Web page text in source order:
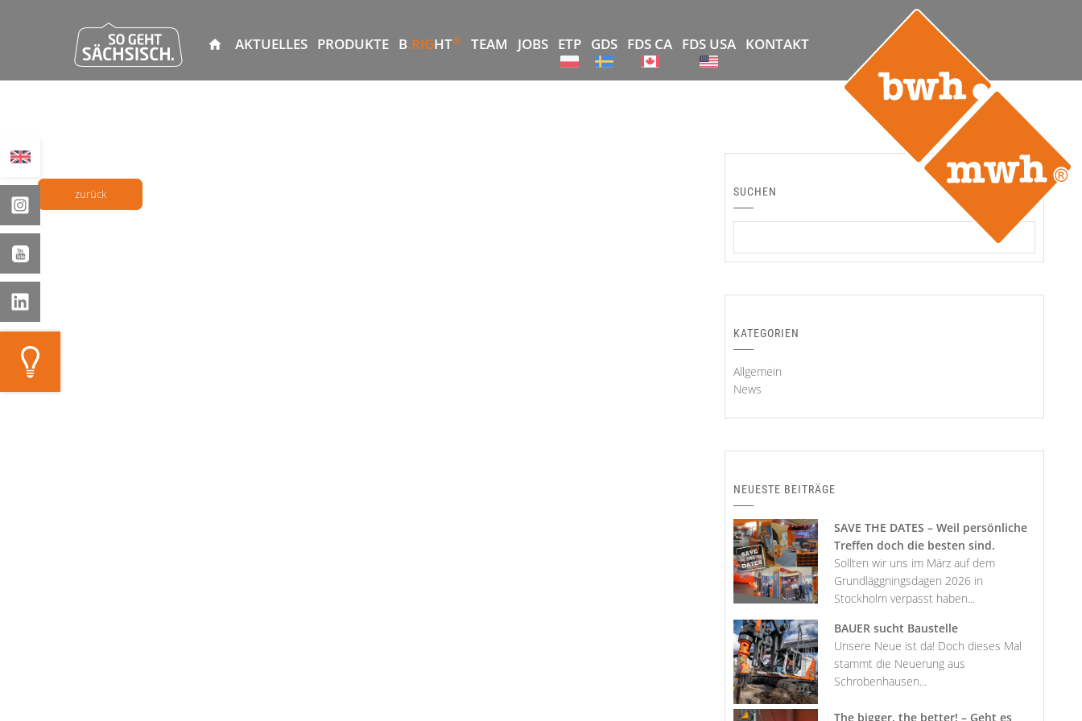
AKTUELLES PRODUKTE B.RIGHT® TEAM JOBS ETP GDS FDS CA FDS USA KONTAKT
zurück SUCHEN
KATEGORIEN
Allgemein
News
NEUESTE BEITRÄGE
SAVE THE DATES – Weil persönliche
Treffen doch die besten sind.
Sollten wir uns im März auf dem
Grundläggningsdagen 2026 in
Stockholm verpasst haben...
BAUER sucht Baustelle
Unsere Neue ist da! Doch dieses Mal
stammt die Neuerung aus
Schrobenhausen...
The bigger, the better! – Geht es